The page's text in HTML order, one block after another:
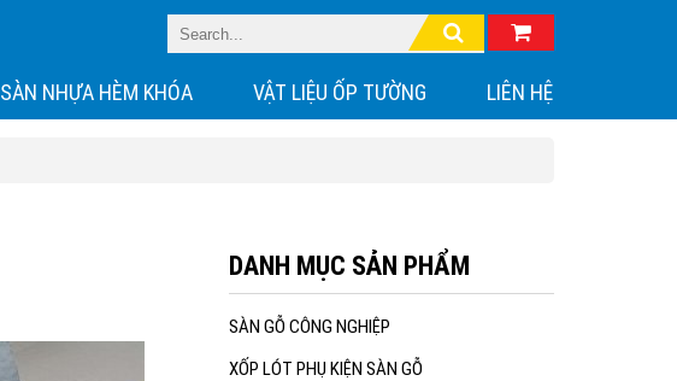
SÀN NHỰA HÈM KHÓA VẬT LIỆU ỐP TƯỜNG LIÊN HỆ
DANH MỤC SẢN PHẨM
SÀN GỖ CÔNG NGHIỆP
XỐP LÓT PHỤ KIỆN SÀN GỖ